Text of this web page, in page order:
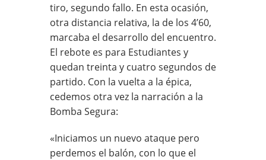
tiro, segundo fallo. En esta ocasión,
otra distancia relativa, la de los 4’60,
marcaba el desarrollo del encuentro.
El rebote es para Estudiantes y
quedan treinta y cuatro segundos de
partido. Con la vuelta a la épica,
cedemos otra vez la narración a la
Bomba Segura:
«Iniciamos un nuevo ataque pero
perdemos el balón, con lo que el